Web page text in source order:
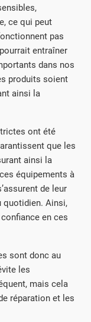
ce qui peut
pas
entraîner
dans nos
produits soient
ainsi la
ont été
que les
ainsi la
équipements à
de leur
quotidien. Ainsi,
en ces
sont donc au
les
mais cela
réparation et les